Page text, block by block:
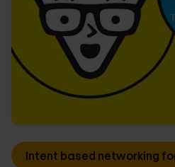
Intent based networking